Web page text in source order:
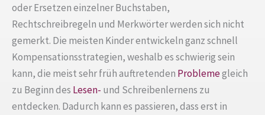
oder Ersetzen einzelner Buchstaben,
Rechtschreibregeln und Merkwörter werden sich nicht
gemerkt. Die meisten Kinder entwickeln ganz schnell
Kompensationsstrategien, weshalb es schwierig sein
kann, die meist sehr früh auftretenden Problemegleich
zu Beginn des Lesen- und Schreibenlernens zu
entdecken. Dadurch kann es passieren, dass erst in